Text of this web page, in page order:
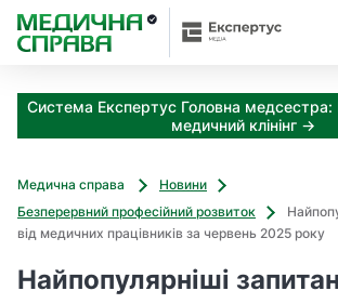
Система Експертус Головна медсестра:
медичний клінінг →
Медична справа
Новини
Безперервний професійний розвиток
від медичних працівників за червень 2025 року
Найпопулярніші
З
а
к
з
о
д
м
о